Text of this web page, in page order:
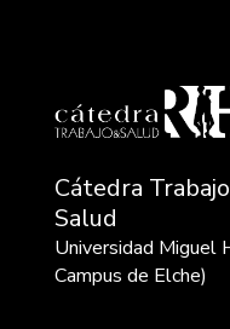
Cátedra
Salud
Universidad Miguel
Campus de Elche)